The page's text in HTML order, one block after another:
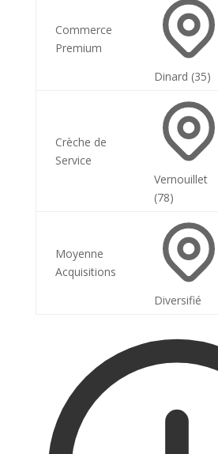
Commerce
Premium
Dinard (35)
Crèche de
Service
Vernouillet
(78)
Moyenne
Acquisitions
Diversifié